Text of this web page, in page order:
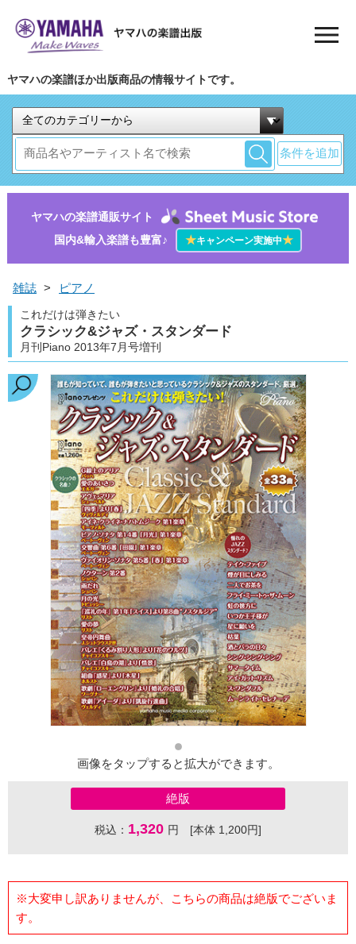
ヤマハの楽譜ほか出版商品の情報サイトです。
条件を追加
ヤマハの楽譜通販サイト
国内&輸入楽譜も豊富♪
★キャンペーン実施中★
雑誌 > ピアノ
これだけは弾きたい
クラシック&ジャズ・スタンダード
月刊Piano 2013年7月号増刊
画像をタップすると拡大ができます。
絶版
税込： 1,320 円 [本体 1,200円]
※大変申し訳ありませんが、こちらの商品は絶版でございま
す。